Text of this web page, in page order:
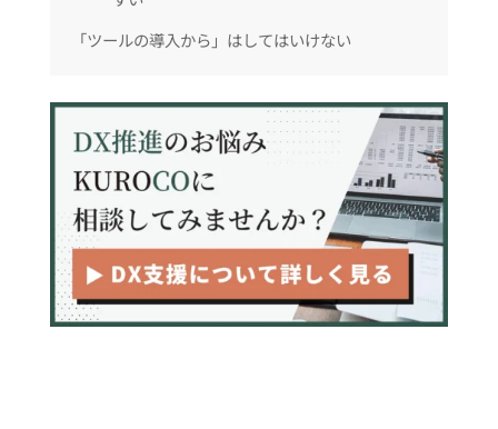
「ツールの導入から」はしてはいけない